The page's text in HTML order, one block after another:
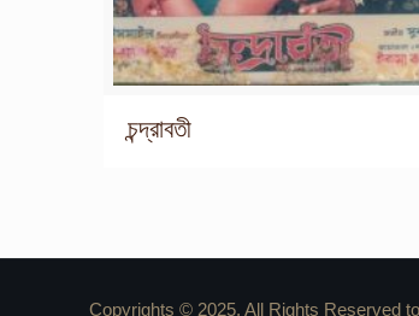
চন্দ্রাবতী
Copyrights © 2025. All Rights Reserved